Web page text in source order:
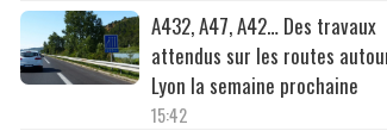
A432, A47, A42… Des travaux
attendus sur les routes
Lyon la semaine prochaine
15:42